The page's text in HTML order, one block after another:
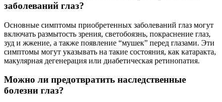
заболеваний глаз?
Основные симптомы приобретенных заболеваний глаз могут
включать размытость зрения, светобоязнь, покраснение глаз,
зуд и жжение, а также появление “мушек” перед глазами. Эти
симптомы могут указывать на такие состояния, как катаракта,
макулярная дегенерация или диабетическая ретинопатия.
Можно ли предотвратить наследственные
болезни глаз?